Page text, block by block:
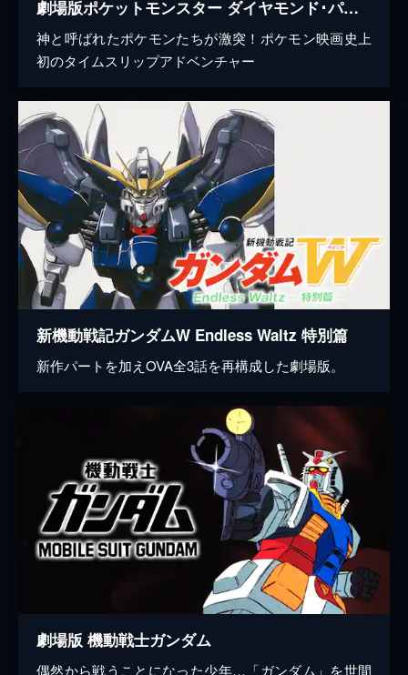
劇場版ポケットモンスター ダイヤモンド･パール アルセウス 超克の時空へ
神と呼ばれたポケモンたちが激突！ポケモン映画史上
初のタイムスリップアドベンチャー
新機動戦記ガンダムW Endless Waltz 特別篇
新作パートを加えOVA全3話を再構成した劇場版。
劇場版 機動戦士ガンダム
偶然から戦うことになった少年…「ガンダム」を世間